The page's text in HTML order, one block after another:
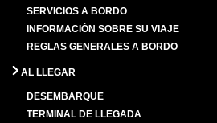
SERVICIOS A BORDO
INFORMACIÓN SOBRE SU VIAJE
REGLAS GENERALES A BORDO
AL LLEGAR
DESEMBARQUE
TERMINAL DE LLEGADA